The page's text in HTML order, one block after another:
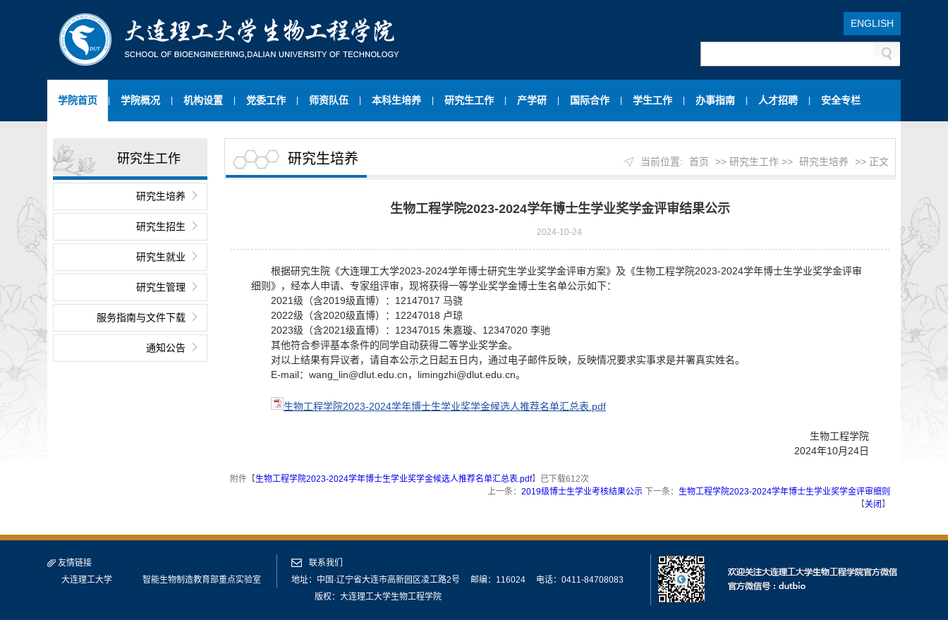
ENGLISH
学院首页 学院概况 机构设置 党委工作 师资队伍 本科生培养 研究生工作 产学研 国际合作 学生工作 办事指南 人才招聘 安全专栏
研究生工作
研究生培养
研究生招生
研究生就业
研究生管理
服务指南与文件下载
通知公告
研究生培养 当前位置: 首页 >> 研究生工作 >> 研究生培养 >> 正文
生物工程学院2023-2024学年博士生学业奖学金评审结果公示
2024-10-24
根据研究生院《大连理工大学2023-2024学年博士研究生学业奖学金评审方案》及《生物工程学院2023-2024学年博士生学业奖学金评审
细则》，经本人申请、专家组评审，现将获得一等学业奖学金博士生名单公示如下：
2021级（含2019级直博）：12147017 马骁
2022级（含2020级直博）：12247018 卢琼
2023级（含2021级直博）：12347015 朱嘉璇、12347020 李驰
其他符合参评基本条件的同学自动获得二等学业奖学金。
对以上结果有异议者，请自本公示之日起五日内，通过电子邮件反映，反映情况要求实事求是并署真实姓名。
E-mail：wang_lin@dlut.edu.cn，limingzhi@dlut.edu.cn。
生物工程学院2023-2024学年博士生学业奖学金候选人推荐名单汇总表.pdf
生物工程学院
2024年10月24日
附件【生物工程学院2023-2024学年博士生学业奖学金候选人推荐名单汇总表.pdf】已下载612次
上一条： 2019级博士生学业考核结果公示 下一条： 生物工程学院2023-2024学年博士生学业奖学金评审细则
【关闭 】
友情链接
大连理工大学
智能生物制造教育部重点实验室
联系我们
地址：中国·辽宁省大连市高新园区凌工路2号 邮编：116024 电话：0411-84708083
版权：大连理工大学生物工程学院